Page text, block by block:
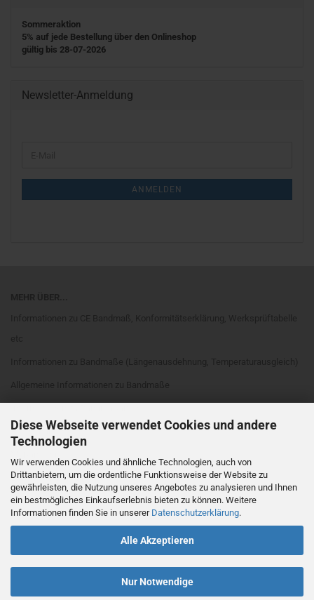
Diese Webseite verwendet Cookies und andere
Technologien
Wir verwenden Cookies und ähnliche Technologien, auch von
Drittanbietern, um die ordentliche Funktionsweise der Website zu
gewährleisten, die Nutzung unseres Angebotes zu analysieren und Ihnen
ein bestmögliches Einkaufserlebnis bieten zu können. Weitere
Informationen finden Sie in unserer Datenschutzerklärung.
Alle Akzeptieren
Nur Notwendige
Sommeraktion
5% auf jede Bestellung über den Onlineshop
gültig bis 28-07-2026
Newsletter-Anmeldung
ANMELDEN
Rahmenarten
EG Genauigkeitsklassen
Cookie Einstellungen